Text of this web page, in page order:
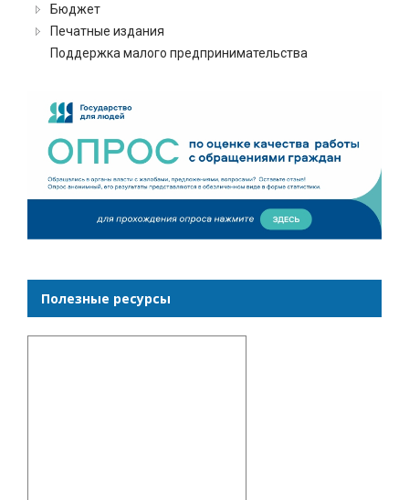
Бюджет
Печатные издания
Поддержка малого предпринимательства
Полезные ресурсы